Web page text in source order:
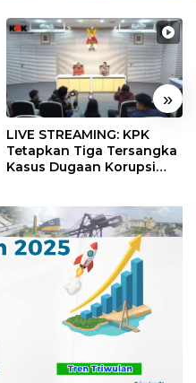
»
LIVE STREAMING: KPK
Tetapkan Tiga Tersangka
Kasus Dugaan Korupsi